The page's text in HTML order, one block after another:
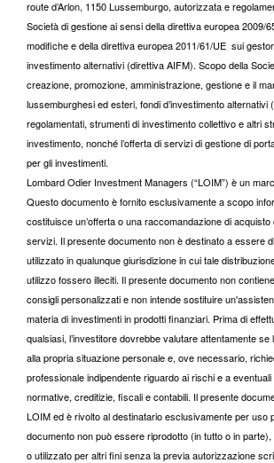
route d’Arlon, 1150 Lussemburgo, autorizzata e
Società di gestione ai sensi della direttiva europea 2009/
modifiche e della direttiva europea 2011/61/UE sui
investimento alternativi (direttiva AIFM). Scopo della
creazione, promozione, amministrazione, gestione e il
lussemburghesi ed esteri, fondi d’investimento alternativi
regolamentati, strumenti di investimento collettivo e altri
investimento, nonché l’offerta di servizi di gestione di
per gli investimenti.
Lombard Odier Investment Managers (“LOIM”) è un
Questo documento è fornito esclusivamente a scopo
costituisce un’offerta o una raccomandazione di acquisto
servizi. Il presente documento non è destinato a essere
utilizzato in qualunque giurisdizione in cui tale
utilizzo fossero illeciti. Il presente documento non
consigli personalizzati e non intende sostituire
materia di investimenti in prodotti finanziari. Prima di
qualsiasi, l’investitore dovrebbe valutare attentamente se
alla propria situazione personale e, ove necessario,
professionale indipendente riguardo ai rischi e a
normative, creditizie, fiscali e contabili. Il presente
LOIM ed è rivolto al destinatario esclusivamente per uso
documento non può essere riprodotto (in tutto o in
o utilizzato per altri fini senza la previa autorizzazione